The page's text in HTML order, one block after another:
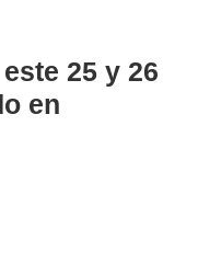
25 y 26
en